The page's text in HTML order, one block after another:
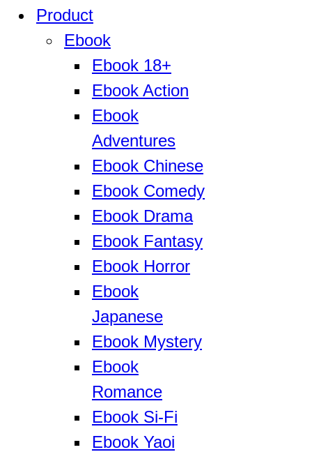
Product
Ebook
Ebook 18+
Ebook Action
Ebook
Adventures
Ebook Chinese
Ebook Comedy
Ebook Drama
Ebook Fantasy
Ebook Horror
Ebook
Japanese
Ebook Mystery
Ebook
Romance
Ebook Si-Fi
Ebook Yaoi